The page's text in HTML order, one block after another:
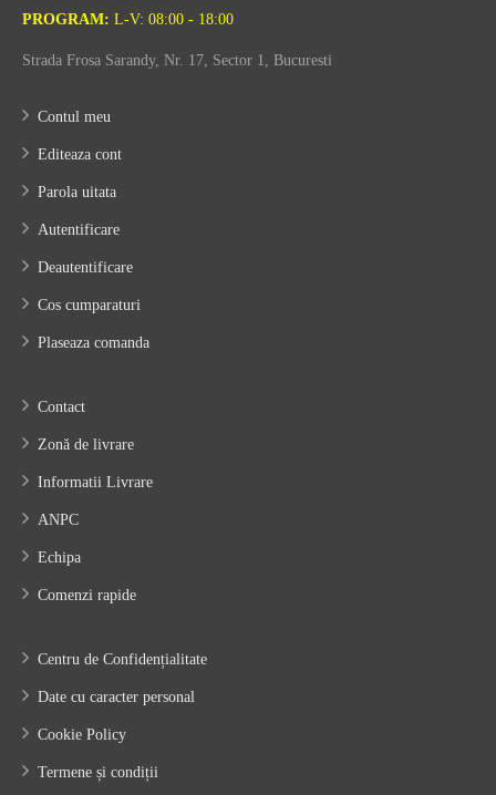
PROGRAM: L-V: 08:00 - 18:00
Strada Frosa Sarandy, Nr. 17, Sector 1, Bucuresti
Contul meu
Editeaza cont
Parola uitata
Autentificare
Deautentificare
Cos cumparaturi
Plaseaza comanda
Contact
Zonă de livrare
Informatii Livrare
ANPC
Echipa
Comenzi rapide
Centru de Confidențialitate
Date cu caracter personal
Cookie Policy
Termene și condiții